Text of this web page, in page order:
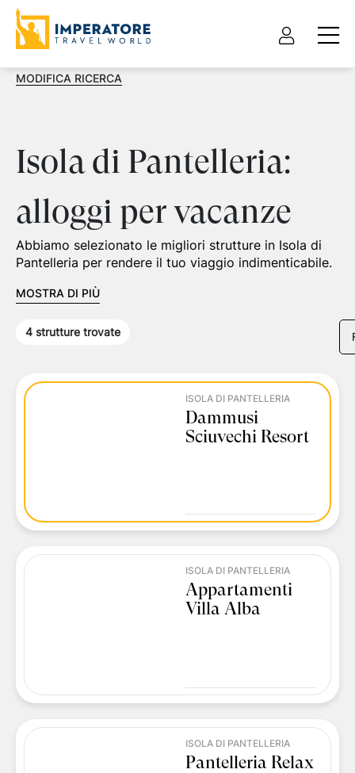
MODIFICA RICERCA
Isola di Pantelleria:
alloggi per vacanze
Abbiamo selezionato le migliori strutture in Isola di
Pantelleria per rendere il tuo viaggio indimenticabile.
MOSTRA DI PIÙ
4 strutture trovate
ISOLA DI PANTELLERIA
Dammusi
Sciuvechi Resort
ISOLA DI PANTELLERIA
Appartamenti
Villa Alba
ISOLA DI PANTELLERIA
Pantelleria Relax